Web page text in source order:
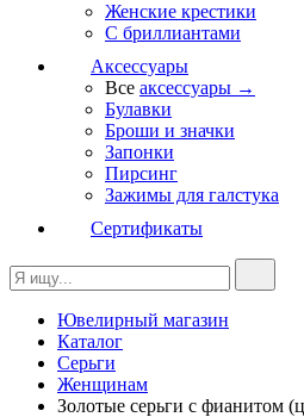
Женские крестики
С бриллиантами
Аксессуары
Все аксессуары →
Булавки
Броши и значки
Запонки
Пирсинг
Зажимы для галстука
Сертификаты
Ювелирный магазин
Каталог
Серьги
Женщинам
Золотые серьги с фианитом